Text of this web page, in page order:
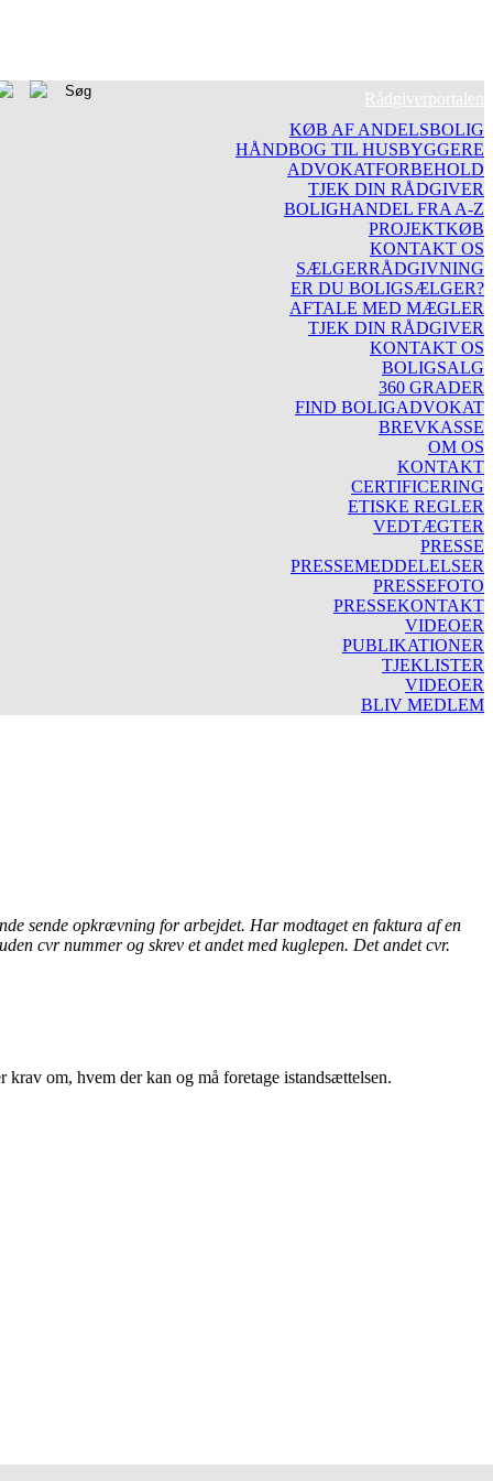
Rådgiverportalen
KØB AF ANDELSBOLIG
HÅNDBOG TIL HUSBYGGERE
ADVOKATFORBEHOLD
TJEK DIN RÅDGIVER
BOLIGHANDEL FRA A-Z
PROJEKTKØB
KONTAKT OS
SÆLGERRÅDGIVNING
ER DU BOLIGSÆLGER?
AFTALE MED MÆGLER
TJEK DIN RÅDGIVER
KONTAKT OS
BOLIGSALG
360 GRADER
FIND BOLIGADVOKAT
BREVKASSE
OM OS
KONTAKT
CERTIFICERING
ETISKE REGLER
VEDTÆGTER
PRESSE
PRESSEMEDDELELSER
PRESSEFOTO
PRESSEKONTAKT
VIDEOER
PUBLIKATIONER
TJEKLISTER
VIDEOER
BLIV MEDLEM
sende opkrævning for arbejdet. Har modtaget en faktura af en
cvr nummer og skrev et andet med kuglepen. Det andet cvr.
om, hvem der kan og må foretage istandsættelsen.